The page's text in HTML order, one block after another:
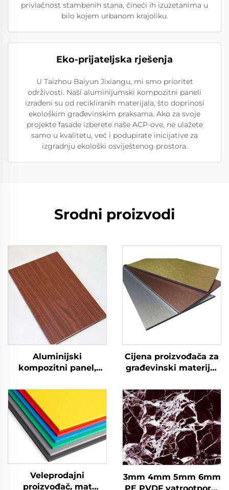
privlačnost stambenih stana, čineći ih izuzetanima u
bilo kojem urbanom krajoliku.
Eko-prijateljska rješenja
U Taizhou Baiyun Jixiangu, mi smo prioritet
održivosti. Naši aluminijumski kompozitni paneli
izrađeni su od recikliranih materijala, što doprinosi
ekološkim građevinskim praksama. Ako za svoje
projekte fasade izberete naše ACP-ove, ne ulažete
samo u kvalitetu, već i podupirate inicijative za
izgradnju ekološki osviještenog prostora.
Srodni proizvodi
Aluminijski
kompozitni panel,
zidova, 4 mm
Cijena proizvođača za
građevinski materijal
aluminijski
kompozitni panel
Alucobond
Veleprodajni
proizvođač, mat
3mm 4mm 5mm 6mm